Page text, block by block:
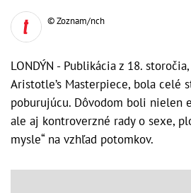
© Zoznam/nch
LONDÝN - Publikácia z 18.
Aristotle’s Masterpiece, bola celé
poburujúcu. Dôvodom boli nielen
ale aj kontroverzné rady o sexe,
mysle“ na vzhľad potomkov.